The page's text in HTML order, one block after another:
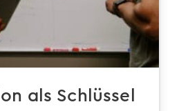
als Schlüssel